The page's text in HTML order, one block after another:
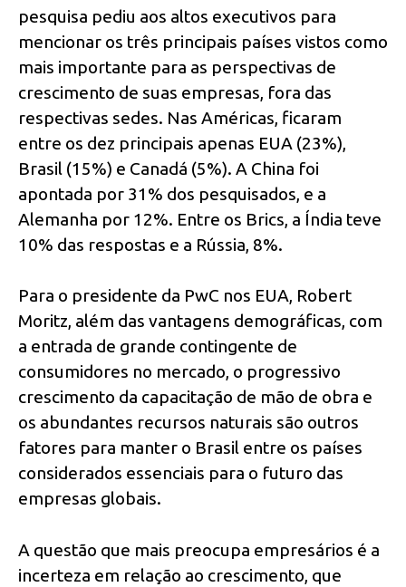
pesquisa pediu aos altos executivos para
mencionar os três principais países vistos como
mais importante para as perspectivas de
crescimento de suas empresas, fora das
respectivas sedes. Nas Américas, ficaram
entre os dez principais apenas EUA (23%),
Brasil (15%) e Canadá (5%). A China foi
apontada por 31% dos pesquisados, e a
Alemanha por 12%. Entre os Brics, a Índia teve
10% das respostas e a Rússia, 8%.
Para o presidente da PwC nos EUA, Robert
Moritz, além das vantagens demográficas, com
a entrada de grande contingente de
consumidores no mercado, o progressivo
crescimento da capacitação de mão de obra e
os abundantes recursos naturais são outros
fatores para manter o Brasil entre os países
considerados essenciais para o futuro das
empresas globais.
A questão que mais preocupa empresários é a
incerteza em relação ao crescimento, que